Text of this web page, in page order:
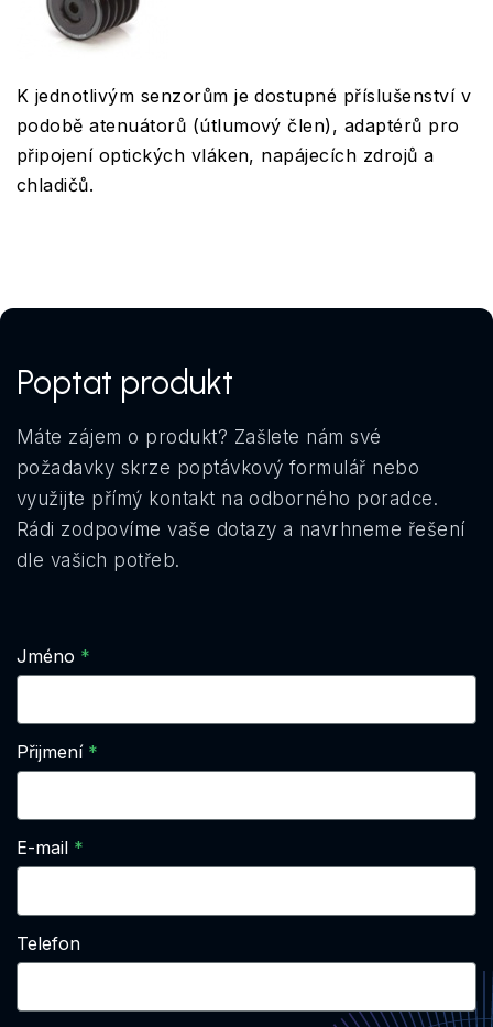
K jednotlivým senzorům je dostupné příslušenství v
podobě atenuátorů (útlumový člen), adaptérů pro
připojení optických vláken, napájecích zdrojů a
chladičů.
Poptat produkt
Máte zájem o produkt? Zašlete nám své
požadavky skrze poptávkový formulář nebo
využijte přímý kontakt na odborného poradce.
Rádi zodpovíme vaše dotazy a navrhneme řešení
dle vašich potřeb.
Jméno
Přijmení
E-mail
Telefon